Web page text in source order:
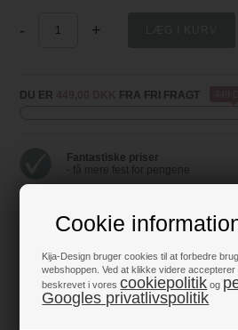
Cookie
Kija-Design bruger cookies til at forbedre
webshoppen. Ved at klikke videre
beskrevet i vorescookiepolitik og
Googles privatlivspolitik
- +
DU ER FRA FRI FRAGT
Fantastiske priser
- få mere fest for pengene
Produkter i topklasse
- alt til fest og dekoration
Trustpilot 5/5 - Fremragende
+1200 glade anmeldelser